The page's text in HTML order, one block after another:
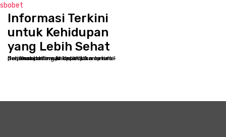
sbobet
Informasi Terkini
untuk Kehidupan
yang Lebih Sehat
Selamat datang di kppbcjakarta.net - Destinasi online Anda untuk memulai perjalanan menuju kesehatan optimal dan kesejahteraan holistik